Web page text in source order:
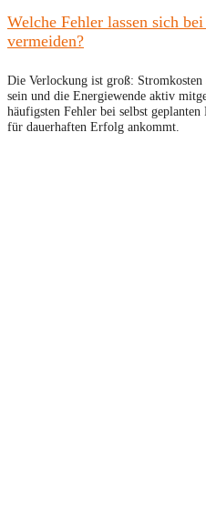
Welche Fehler lassen sich
vermeiden?
Die Verlockung ist groß:
sein und die Energiewende aktiv
häufigsten Fehler bei selbst
für dauerhaften Erfolg ankommt.